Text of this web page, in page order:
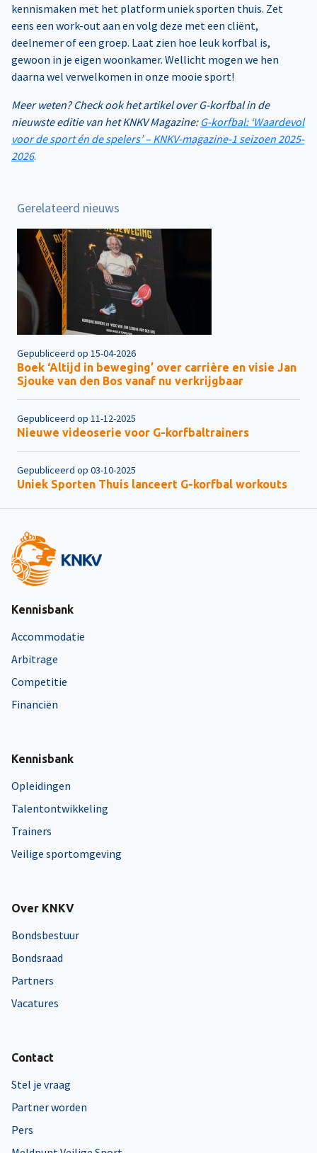
kennismaken met het platform uniek sporten thuis. Zet
eens een work-out aan en volg deze met een cliënt,
deelnemer of een groep. Laat zien hoe leuk korfbal is,
gewoon in je eigen woonkamer. Wellicht mogen we hen
daarna wel verwelkomen in onze mooie sport!
Meer weten? Check ook het artikel over G-korfbal in de
nieuwste editie van het KNKV Magazine: G-korfbal: ‘Waardevol
voor de sport én de spelers’ – KNKV-magazine-1 seizoen 2025-
2026.
Gerelateerd nieuws
Gepubliceerd op 15-04-2026
Boek ‘Altijd in beweging’ over carrière en visie Jan
Sjouke van den Bos vanaf nu verkrijgbaar
Gepubliceerd op 11-12-2025
Nieuwe videoserie voor G-korfbaltrainers
Gepubliceerd op 03-10-2025
Uniek Sporten Thuis lanceert G-korfbal workouts
Kennisbank
Accommodatie
Arbitrage
Competitie
Financiën
Kennisbank
Opleidingen
Talentontwikkeling
Trainers
Veilige sportomgeving
Over KNKV
Bondsbestuur
Bondsraad
Partners
Vacatures
Contact
Stel je vraag
Partner worden
Pers